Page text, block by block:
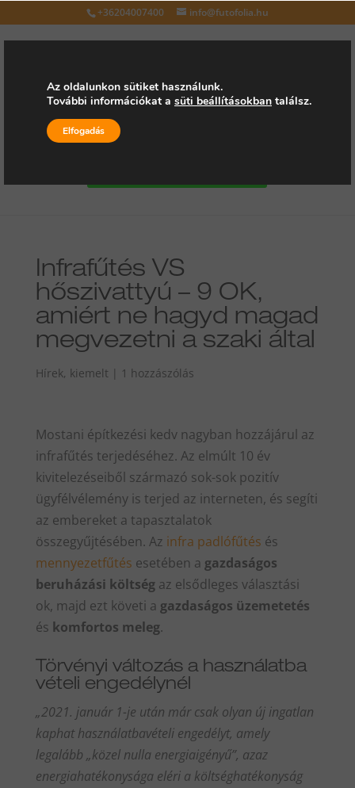
+36204007400 info@futofolia.hu
Válasszon oldalt
Infrafűtés VS
hőszivattyú – 9 OK,
amiért ne hagyd magad
megvezetni a szaki által
Hírek, kiemelt | 1 hozzászólás
Mostani építkezési kedv nagyban hozzájárul az
infrafűtés terjedéséhez. Az elmúlt 10 év
kivitelezéseiből származó sok-sok pozitív
ügyfélvélemény is terjed az interneten, és segíti
az embereket a tapasztalatok
összegyűjtésében. Az infra padlófűtés és
mennyezetfűtés esetében a gazdaságos
beruházási költségaz elsődleges választási
ok, majd ezt követi a gazdaságos üzemetetés
és komfortos meleg.
Törvényi változás a használatba
vételi engedélynél
„2021. január 1-je után már csak olyan új ingatlan
kaphat használatbavételi engedélyt, amely
legalább „közel nulla energiaigényű”, azaz
energiahatékonysága eléri a költséghatékonyság
Az oldalunkon sütiket használunk.
További információkat a süti beállításokban találsz.
Elfogadás